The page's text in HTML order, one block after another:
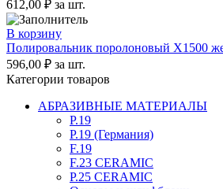
612,00 ₽ за шт.
В корзину
Полировальник поролоновый X1500
596,00 ₽ за шт.
Категории товаров
АБРАЗИВНЫЕ МАТЕРИАЛЫ
P.19
P.19 (Германия)
F.19
F.23 CERAMIC
P.25 CERAMIC